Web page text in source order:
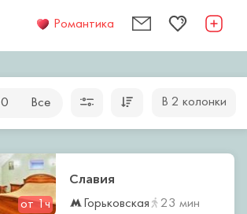
Романтика
Все В 2 колонки
от 1ч
Славия
23 мин
Горьковская